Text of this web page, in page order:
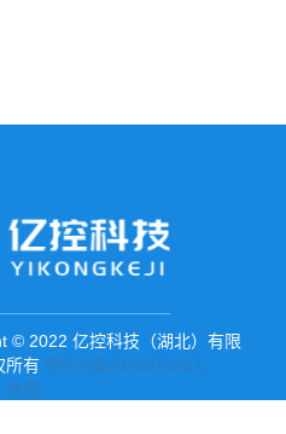
© 2022 亿控科技（湖北）有限
所有 鄂ICP备2022015221
地图